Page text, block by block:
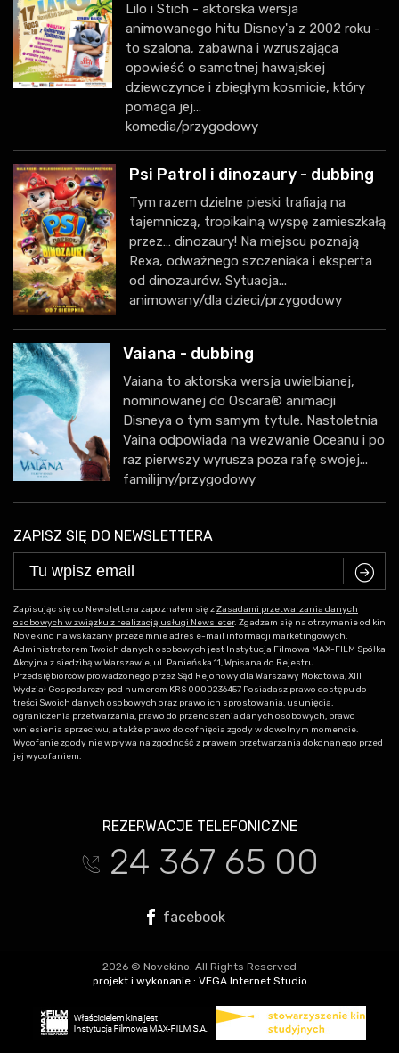
Lilo i Stich - aktorska wersja
animowanego hitu Disney'a z 2002 roku -
to szalona, zabawna i wzruszająca
opowieść o samotnej hawajskiej
dziewczynce i zbiegłym kosmicie, który
pomaga jej...
komedia/przygodowy
Psi Patrol i dinozaury - dubbing
Tym razem dzielne pieski trafiają na
tajemniczą, tropikalną wyspę zamieszkałą
przez… dinozaury! Na miejscu poznają
Rexa, odważnego szczeniaka i eksperta
od dinozaurów. Sytuacja...
animowany/dla dzieci/przygodowy
Vaiana - dubbing
Vaiana to aktorska wersja uwielbianej,
nominowanej do Oscara® animacji
Disneya o tym samym tytule. Nastoletnia
Vaina odpowiada na wezwanie Oceanu i po
raz pierwszy wyrusza poza rafę swojej...
familijny/przygodowy
ZAPISZ SIĘ DO NEWSLETTERA
C
Zapisując się do Newslettera zapoznałem się zZasadami przetwarzania danych
osobowych w związku z realizacją usługi Newsleter. Zgadzam się na otrzymanie od kin
Novekino na wskazany przeze mnie adres e-mail informacji marketingowych.
Administratorem Twoich danych osobowych jest Instytucja Filmowa MAX-FILM Spółka
Akcyjna z siedzibą w Warszawie, ul. Panieńska 11, Wpisana do Rejestru
Przedsiębiorców prowadzonego przez Sąd Rejonowy dla Warszawy Mokotowa, XIII
Wydział Gospodarczy pod numerem KRS 0000236457 Posiadasz prawo dostępu do
treści Swoich danych osobowych oraz prawo ich sprostowania, usunięcia,
ograniczenia przetwarzania, prawo do przenoszenia danych osobowych, prawo
wniesienia sprzeciwu, a także prawo do cofnięcia zgody w dowolnym momencie.
Wycofanie zgody nie wpływa na zgodność z prawem przetwarzania dokonanego przed
jej wycofaniem.
REZERWACJE TELEFONICZNE
t 24 367 65 00
facebook
2026 © Novekino. All Rights Reserved
projekt i wykonanie : VEGA Internet Studio